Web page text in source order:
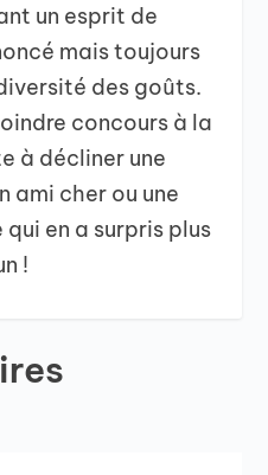
un esprit de
mais toujours
des goûts.
concours à la
à décliner une
ami cher ou une
en a surpris plus
!